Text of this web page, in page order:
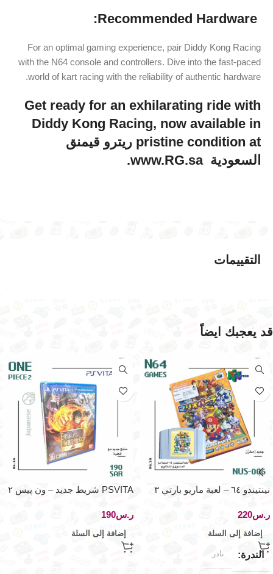
For an optimal gaming experience, pair Diddy Kong Racing
with the N64 console and controllers. Dive into the fast-paced
world of kart racing with the reliability of authentic hardware.
Get ready for an exhilarating ride with
Diddy Kong Racing, now available in
pristine condition at ريترو قيمنق
السعودية ️ www.RG.sa.
التقييمات
قد يعجبك ايضاً
نينتيندو ٦٤ – لعبة ماريو بارتي ٣
ر.س
إضافة إلى السلة
الندرة نادر
PSVITA شريط جديد – ون پيس ٢
ر.س
إضافة إلى السلة